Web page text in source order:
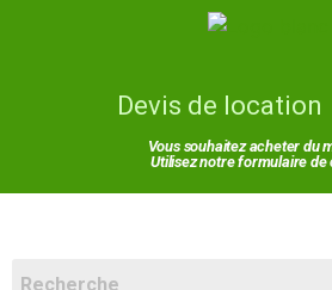
Devis de location
Vous souhaitez acheter du
Utilisez notre formulaire de